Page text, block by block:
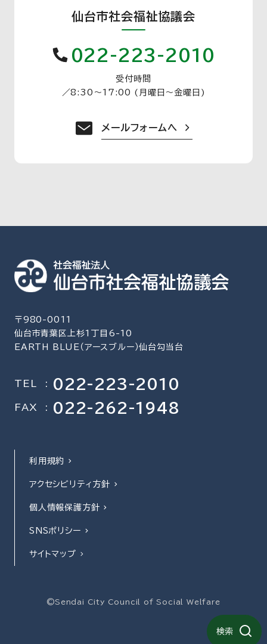
仙台市社会福祉協議会
022-223-2010
受付時間
／8:30〜17:00 (月曜日〜金曜日)
メールフォームへ
〒980-0011
仙台市青葉区上杉1丁目6-10
EARTH BLUE（アースブルー）仙台勾当台
TEL : 022-223-2010
FAX : 022-262-1948
利用規約
アクセシビリティ方針
個人情報保護方針
SNSポリシー
サイトマップ
©Sendai City Council of Social Welfare
検索